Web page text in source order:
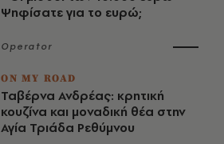
Ψηφίσατε για το ευρώ;
Operator
ON MY ROAD
Ταβέρνα Ανδρέας: κρητική
κουζίνα και μοναδική θέα στην
Αγία Τριάδα Ρεθύμνου